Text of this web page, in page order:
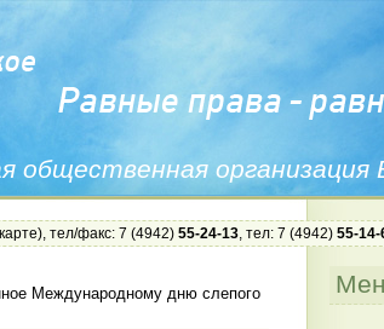
общественная
), тел/факс: 7 (4942) 55-24-13, тел: 7 (4942) 55-14-
Международному дню слепого